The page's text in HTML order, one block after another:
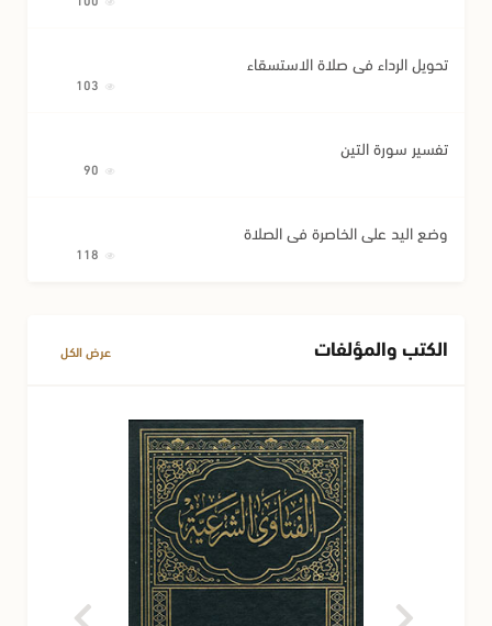
تحويل الرداء في صلاة الاستسقاء
تفسير سورة التين
وضع اليد على الخاصرة في الصلاة
الكتب والمؤلفات عرض الكل